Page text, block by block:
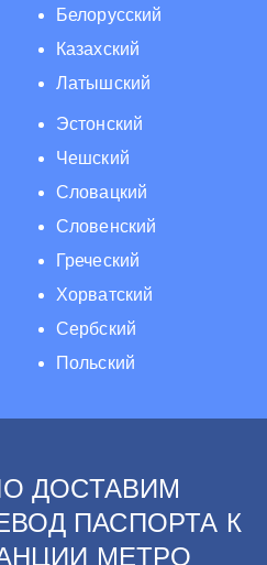
Белорусский
Казахский
Латышский
Эстонский
Чешский
Словацкий
Словенский
Греческий
Хорватский
Сербский
Польский
ДОСТАВИМ
ПАСПОРТА К
МЕТРО